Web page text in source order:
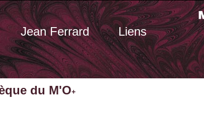
Jean Ferrard Liens
du M'O+